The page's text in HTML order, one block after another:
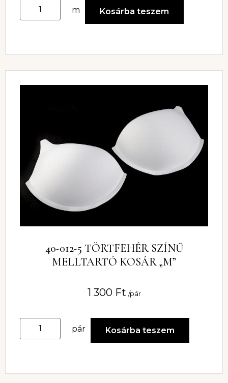
m Kosárba teszem
40-012-5 TÖRTFEHÉR SZÍNŰ
MELLTARTÓ KOSÁR „M”
1 300 Ft /pár
pár Kosárba teszem